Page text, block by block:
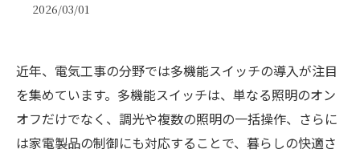
2026/03/01
近年、電気工事の分野では多機能スイッチの導入が注目
を集めています。多機能スイッチは、単なる照明のオン
オフだけでなく、調光や複数の照明の一括操作、さらに
は家電製品の制御にも対応することで、暮らしの快適さ